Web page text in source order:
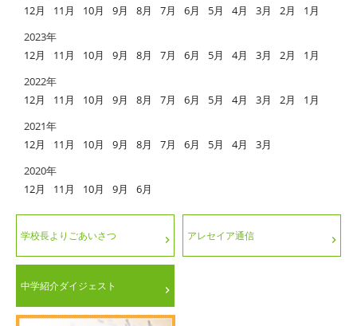
12月
11月 10月 9月 8月 7月 6月 5月 4月 3月 2月
1月
2023年
12月
11月 10月 9月 8月 7月 6月 5月 4月 3月 2月
1月
2022年
12月
11月 10月 9月 8月 7月 6月 5月 4月 3月 2月
1月
2021年
12月
11月 10月 9月 8月 7月 6月 5月 4月
3月
2020年
12月
11月 10月 9月 6月
学校長よりごあいさつ アレセイア通信
中学紹介ダイジェスト